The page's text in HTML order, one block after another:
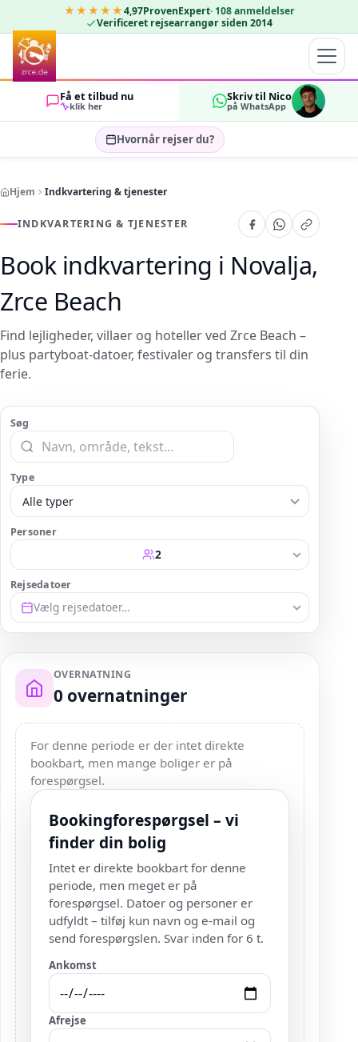
★★★★★4,97ProvenExpert· 108 anmeldelser
Verificeret rejsearrangør siden 2014
Få et tilbud nu
klik her
Skriv til Nico
på WhatsApp
Hvornår rejser du?
GÆSTER
2 OK
Hjem Indkvartering & tjenester
INDKVARTERING & TJENESTER
Book indkvartering i Novalja,
Zrce Beach
Find lejligheder, villaer og hoteller ved Zrce Beach –
plus partyboat-datoer, festivaler og transfers til din
ferie.
Søg
Type
Alle typer
Personer
2
Rejsedatoer
Vælg rejsedatoer…
OVERNATNING
0 overnatninger
For denne periode er der intet direkte
bookbart, men mange boliger er på
forespørgsel.
Bookingforespørgsel – vi
finder din bolig
Intet er direkte bookbart for denne
periode, men meget er på
forespørgsel. Datoer og personer er
udfyldt – tilføj kun navn og e-mail og
send forespørgslen. Svar inden for 6 t.
Ankomst
Afrejse